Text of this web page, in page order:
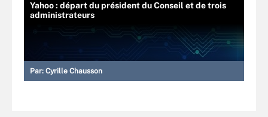
Yahoo : départ du président du Conseil et de trois
administrateurs
Par: Cyrille Chausson